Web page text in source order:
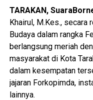
kabupaten lainnya,
masyarakat, serta tamu
Views: 76
Bagikan ke
WhatsApp
TARAKAN,
Khairul, M.Kes.,
Budaya dalam rangka
berlangsung meriah
masyarakat di Kota
dalam kesempatan
jajaran Forkopimda,
lainnya.